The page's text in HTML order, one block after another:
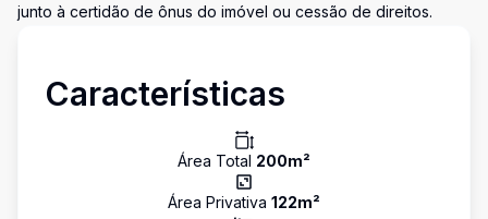
junto à certidão de ônus do imóvel ou cessão de direitos.
Características
Área Total 200m²
Área Privativa 122m²